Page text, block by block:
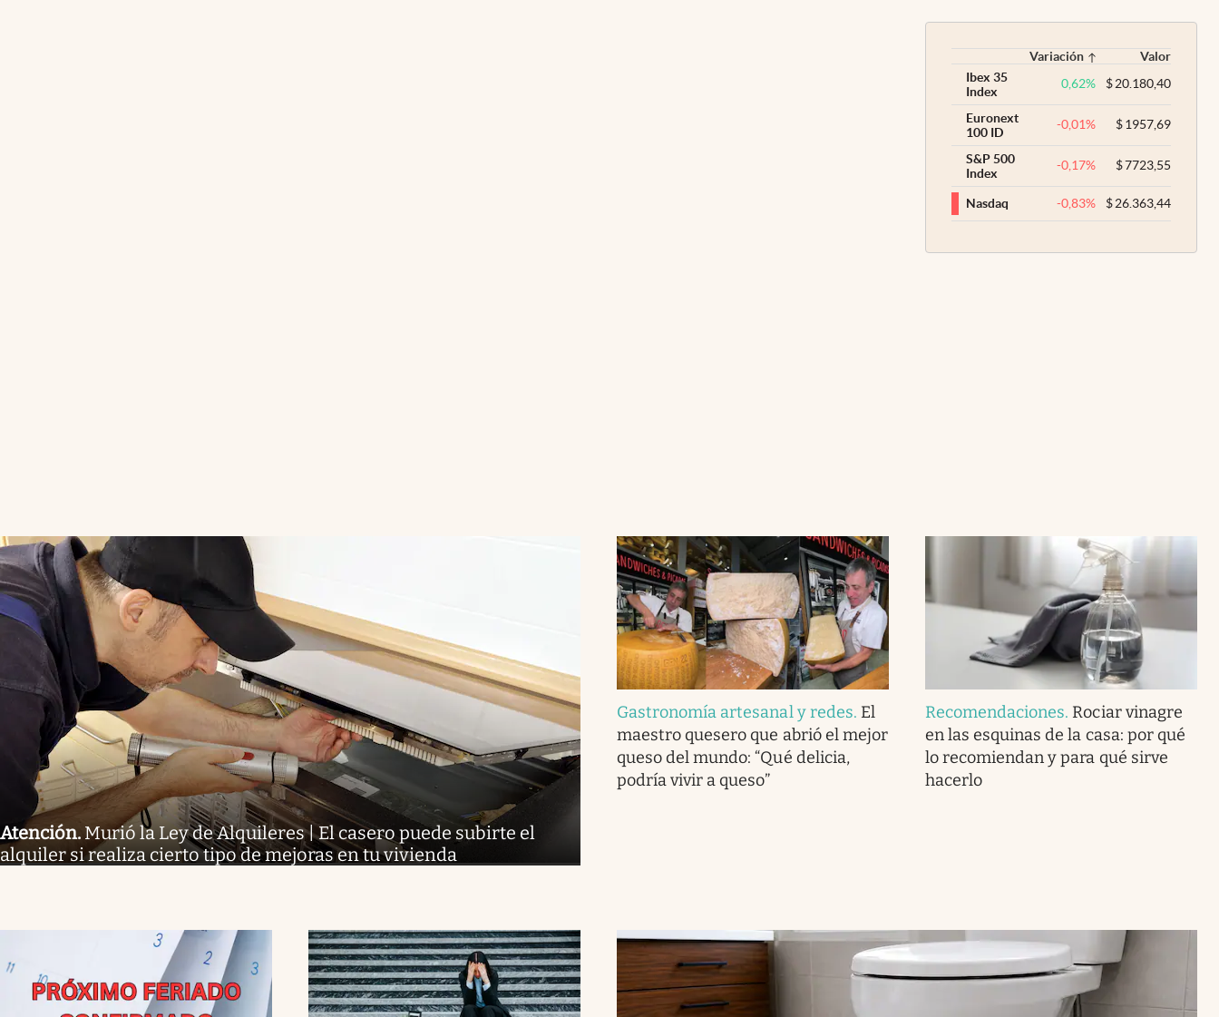
Variación
Valor
Ibex 35
Index
0,62% $20.180,40
Euronext
100 ID
-0,01% $1957,69
S&P 500
Index
-0,17% $7723,55
Nasdaq -0,83% $26.363,44
Atención. Murió la Ley de Alquileres | El casero puede subirte el
alquiler si realiza cierto tipo de mejoras en tu vivienda
Gastronomía artesanal y redes. El
maestro quesero que abrió el mejor
queso del mundo: “Qué delicia,
podría vivir a queso”
Recomendaciones. Rociar vinagre
en las esquinas de la casa: por qué
lo recomiendan y para qué sirve
hacerlo